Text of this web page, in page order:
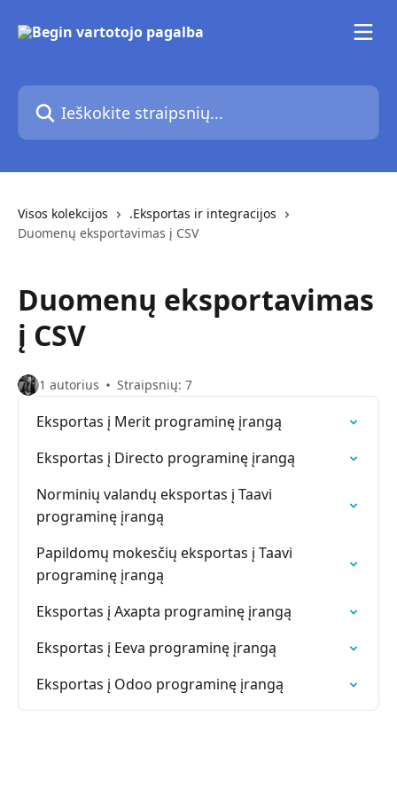
Ieškokite straipsnių...
Visos kolekcijos
.Eksportas ir integracijos
Duomenų eksportavimas į CSV
Duomenų eksportavimas
į CSV
1 autorius Straipsnių: 7
Eksportas į Merit programinę įrangą
Eksportas į Directo programinę įrangą
Norminių valandų eksportas į Taavi
programinę įrangą
Papildomų mokesčių eksportas į Taavi
programinę įrangą
Eksportas į Axapta programinę įrangą
Eksportas į Eeva programinę įrangą
Eksportas į Odoo programinę įrangą